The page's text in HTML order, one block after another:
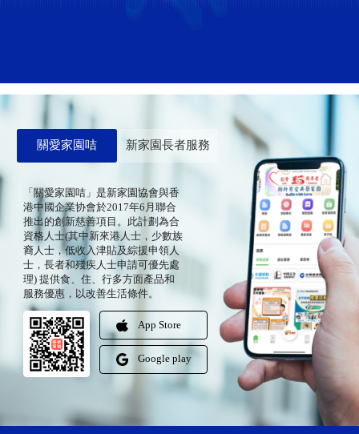
關愛家園咭 新家園長者服務
「關愛家園咭」是新家園協會與香
港中國企業协會於2017年6月聯合
推出的創新慈善項目。此計劃為合
資格人士(其中新來港人士，少數族
裔人士，低收入津貼及綜援申領人
士，長者和殘疾人士申請可優先處
理) 提供食、住、行多方面產品和
服務優惠，以改善生活條件。
App Store
Google play